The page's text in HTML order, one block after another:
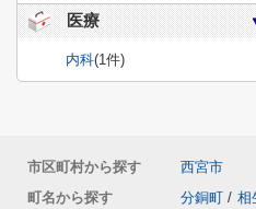
医療
内科(1件)
市区町村から探す
西宮市
町名から探す
分銅町 / 相